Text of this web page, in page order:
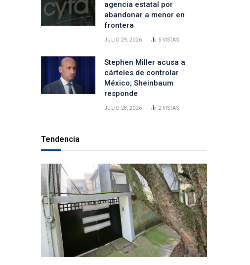
agencia estatal por
abandonar a menor en
frontera
JULIO 29, 2026 5VISTAS
Stephen Miller acusa a
cárteles de controlar
México; Sheinbaum
responde
JULIO 28, 2026 2VISTAS
Tendencia